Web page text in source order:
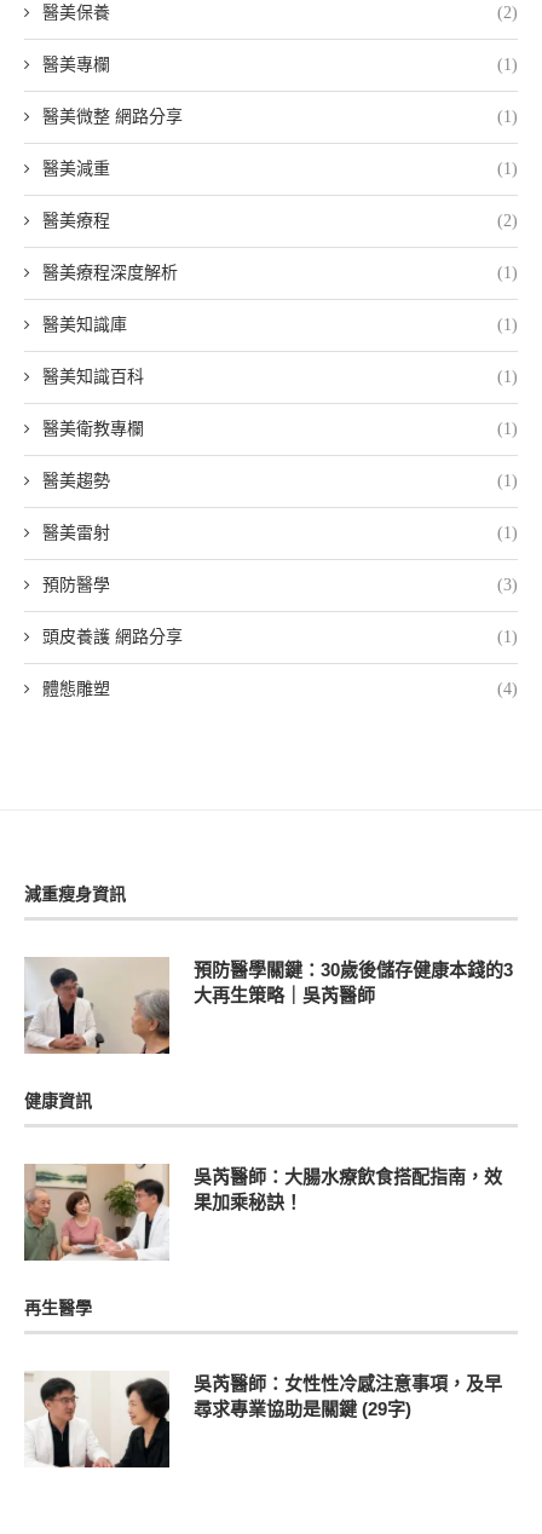
醫美保養 (2)
醫美專欄 (1)
醫美微整 網路分享 (1)
醫美減重 (1)
醫美療程 (2)
醫美療程深度解析 (1)
醫美知識庫 (1)
醫美知識百科 (1)
醫美衛教專欄 (1)
醫美趨勢 (1)
醫美雷射 (1)
預防醫學 (3)
頭皮養護 網路分享 (1)
體態雕塑 (4)
減重瘦身資訊
預防醫學關鍵：30歲後儲存健康本錢的3
大再生策略｜吳芮醫師
健康資訊
吳芮醫師：大腸水療飲食搭配指南，效
果加乘秘訣！
再生醫學
吳芮醫師：女性性冷感注意事項，及早
尋求專業協助是關鍵 (29字)